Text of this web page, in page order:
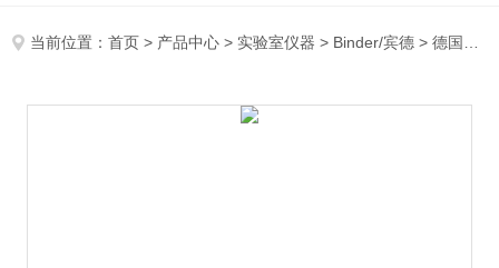
当前位置：首页 > 产品中心 > 实验室仪器 > Binder/宾德 > 德国宾得Binder ED-S56烘箱